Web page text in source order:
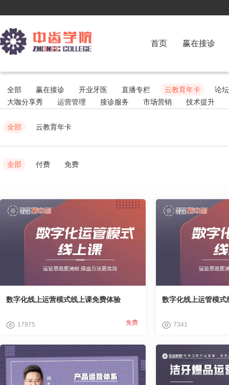
首页 赢在接诊
全部 赢在接诊 开业牙医 直播专栏 云教育年卡
论
大咖分享秀
运营管理 接诊服务 市场营销 技术提升
全部 云教育年卡
全部 付费 免费
数字化线上运营模式线上课免费体验
17975 免费
数字化线上运管模式
7341